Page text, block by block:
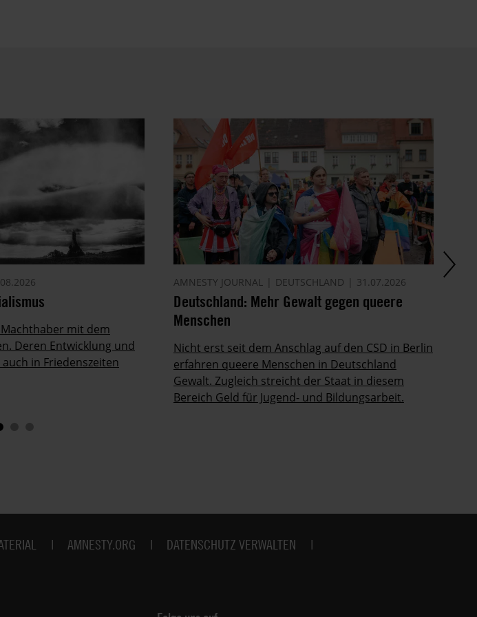
mit dem
Deren Entwicklung und
in Friedenszeiten
AMNESTY JOURNAL DEUTSCHLAND 31.07.2026
Deutschland: Mehr Gewalt gegen queere
Menschen
Nicht erst seit dem Anschlag auf den CSD in Berlin
erfahren queere Menschen in Deutschland
Gewalt. Zugleich streicht der Staat in diesem
Bereich Geld für Jugend- und Bildungsarbeit.
AMNESTY.ORG
DATENSCHUTZ VERWALTEN